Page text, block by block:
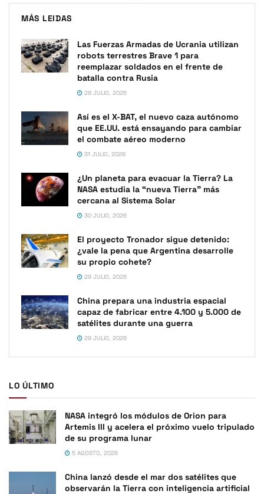
MÁS LEIDAS
Las Fuerzas Armadas de Ucrania utilizan
robots terrestres Brave 1 para
reemplazar soldados en el frente de
batalla contra Rusia
28 JULIO, 2026
Así es el X-BAT, el nuevo caza autónomo
que EE.UU. está ensayando para cambiar
el combate aéreo moderno
31 JULIO, 2026
¿Un planeta para evacuar la Tierra? La
NASA estudia la “nueva Tierra” más
cercana al Sistema Solar
30 JULIO, 2026
El proyecto Tronador sigue detenido:
¿vale la pena que Argentina desarrolle
su propio cohete?
29 JULIO, 2026
China prepara una industria espacial
capaz de fabricar entre 4.100 y 5.000 de
satélites durante una guerra
29 JULIO, 2026
LO ÚLTIMO
NASA integró los módulos de Orion para
Artemis III y acelera el próximo vuelo tripulado
de su programa lunar
5 AGOSTO, 2026
China lanzó desde el mar dos satélites que
observarán la Tierra con inteligencia artificial